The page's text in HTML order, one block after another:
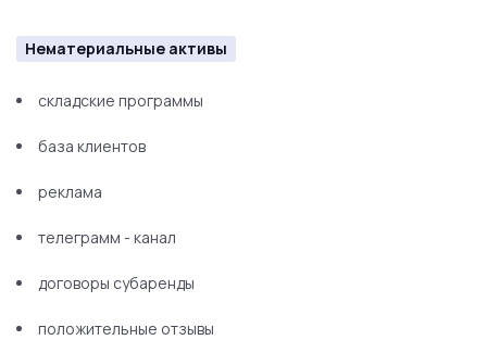
Нематериальные активы
складские программы
база клиентов
реклама
телеграмм - канал
договоры субаренды
положительные отзывы